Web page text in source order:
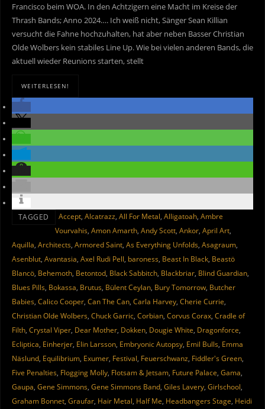
Francisco beim WOA. In den Achtzigern eine Macht im Kreise der
Thrash Bands; Anno 2024…. Ich weiß nicht, Sänger Sean Killian
versucht die Fahne hochzuhalten, hat aber neben Basser Christian
Olde Wolbers kein stabiles Line Up. Wie bei vielen anderen Bands, die
aktuell wieder Reunions starten, stellt
WEITERLESEN!
TAGGED Accept, Alcatrazz, All For Metal, Alligatoah, Ambre
Vourvahis, Amon Amarth, Andy Scott, Ankor, April Art,
Aquilla, Architects, Armored Saint, As Everything Unfolds, Asagraum,
Asenblut, Avantasia, Axel Rudi Pell, baroness, Beast In Black, Beastö
Blancö, Behemoth, Betontod, Black Sabbitch, Blackbriar, Blind Guardian,
Blues Pills, Bokassa, Brutus, Bülent Ceylan, Bury Tomorrow, Butcher
Babies, Calico Cooper, Can The Can, Carla Harvey, Cherie Currie,
Christian Olde Wolbers, Chuck Garric, Corbian, Corvus Corax, Cradle of
Filth, Crystal Viper, Dear Mother, Dokken, Dougie White, Dragonforce,
Ecliptica, Einherjer, Elin Larsson, Embryonic Autopsy, Emil Bulls, Emma
Näslund, Equilibrium, Exumer, Festival, Feuerschwanz, Fiddler's Green,
Five Penalties, Flogging Molly, Flotsam & Jetsam, Future Palace, Gama,
Gaupa, Gene Simmons, Gene Simmons Band, Giles Lavery, Girlschool,
Graham Bonnet, Graufar, Hair Metal, Half Me, Headbangers Stage, Heidi